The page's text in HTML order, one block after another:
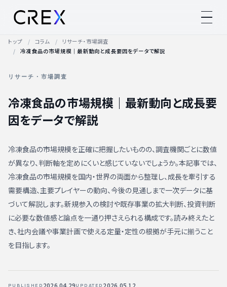
トップ コラム
リサーチ・市場調査
冷凍食品の市場規模｜最新動向と成長要因をデータで解説
リサーチ・市場調査
冷凍食品の市場規模｜最新動向と成長要
因をデータで解説
冷凍食品の市場規模を正確に把握したいものの、調査機関ごとに数値
が異なり、判断軸を定めにくいと感じていないでしょうか。本記事では、
冷凍食品の市場規模を国内・世界の両面から整理し、成長を牽引する
需要構造、主要プレイヤーの動向、今後の見通しまで一次データに基
づいて解説します。新規参入の検討や既存事業の拡大判断、投資判断
に必要な数値感と論点を一通り押さえられる構成です。読み終えたと
き、社内会議や事業計画で使える定量・定性の根拠が手元に揃うこと
を目指します。
PUBLISHED 2026.04.29UPDATED 2026.05.12